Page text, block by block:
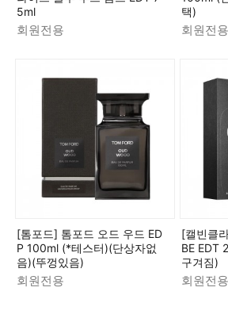
5ml
회원전용
택)
회원전용
[톰포드] 톰포드 오드 우드 ED
P 100ml (*테스터)(단상자없
음)(뚜껑있음)
회원전용
[캘빈클
BE EDT
구겨짐)
회원전용